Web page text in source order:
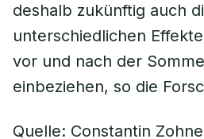
deshalb zukünftig auch
unterschiedlichen
vor und nach der
einbeziehen, so die
Quelle: Constantin